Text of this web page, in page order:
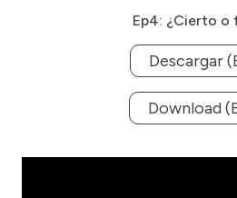
Ep4: ¿Cierto o
Descargar
Download